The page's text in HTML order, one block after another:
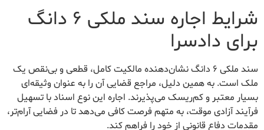
شرایط اجاره سند ملکی ۶ دانگ
برای دادسرا
سند ملکی ۶ دانگ نشان‌دهنده مالکیت کامل، قطعی و بی‌نقص یک
ملک است. به همین دلیل، مراجع قضایی آن را به عنوان وثیقه‌ای
بسیار معتبر و کم‌ریسک می‌پذیرند. اجاره این نوع اسناد با تسهیل
فرآیند آزادی موقت، به متهم فرصت کافی می‌دهد تا در فضایی آرام‌تر،
مقدمات دفاع قانونی از خود را فراهم کند.